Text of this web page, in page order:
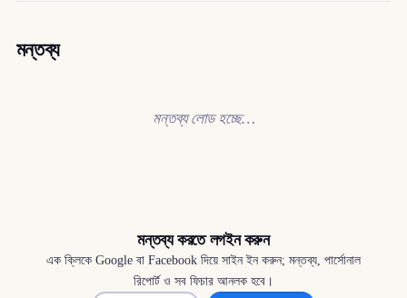
মন্তব্য
মন্তব্য লোড হচ্ছে…
মন্তব্য করতে লগইন করুন
এক ক্লিকে Google বা Facebook দিয়ে সাইন ইন করুন; মন্তব্য, পার্সোনাল
রিপোর্ট ও সব ফিচার আনলক হবে।